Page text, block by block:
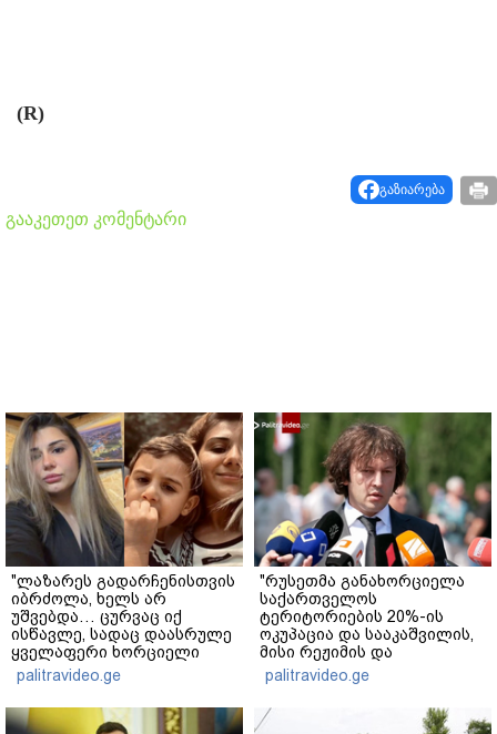
(R)
გაზიარება
გააკეთეთ კომენტარი
"ლაზარეს გადარჩენისთვის
იბრძოლა, ხელს არ
უშვებდა… ცურვაც იქ
ისწავლე, სადაც დაასრულე
ყველაფერი ხორციელი
ცხოვრებიდან" – რას წერს
ხობში დაღუპული დედა-
შვილის ახლობელი?
palitravideo.ge
"რუსეთმა განახორციელა
საქართველოს
ტერიტორიების 20%-ის
ოკუპაცია და სააკაშვილის,
მისი რეჟიმის და
"ნაცმოძრაობის" ღალატი
ვერანაირად ვერ
გადაფარავს ამ
დანაშაულს" - ირაკლი
palitravideo.ge